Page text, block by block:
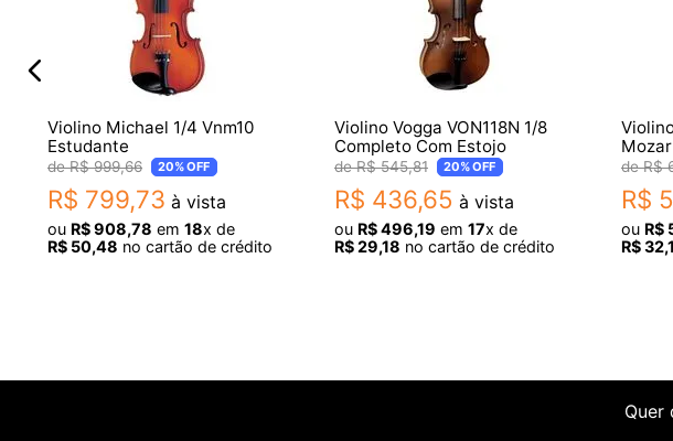
Dimensões e Peso
- Comprimento: 80 cm
- Altura: 11 cm
- Peso: 1,5 kg
Itens Inclusos
- Violino 4/4 Vogga VON144
Garantia: 3 meses de garantia pelo fabricante.
Violino Michael 1/4 Vnm10
Estudante
R$ 999,66 20%OFF
R$ 799,73 à vista
ou R$908,78 em 18x de
R$ 50,48 no cartão de crédito
Violino Vogga VON118N 1/8
Completo Com Estojo
R$ 545,81 20%OFF
R$ 436,65 à vista
ou R$496,19 em 17x de
R$29,18 no cartão de crédito
R$
R$
ou R$
R$32,
Quer